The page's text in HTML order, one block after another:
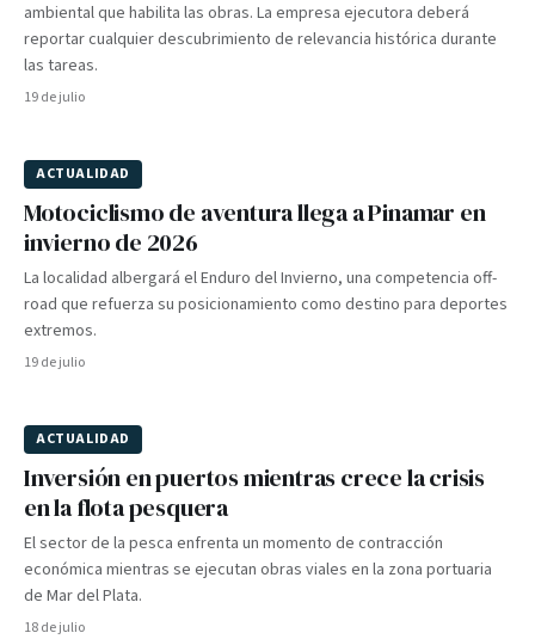
ambiental que habilita las obras. La empresa ejecutora deberá
reportar cualquier descubrimiento de relevancia histórica durante
las tareas.
19 de julio
ACTUALIDAD
Motociclismo de aventura llega a Pinamar en
invierno de 2026
La localidad albergará el Enduro del Invierno, una competencia off-
road que refuerza su posicionamiento como destino para deportes
extremos.
19 de julio
ACTUALIDAD
Inversión en puertos mientras crece la crisis
en la flota pesquera
El sector de la pesca enfrenta un momento de contracción
económica mientras se ejecutan obras viales en la zona portuaria
de Mar del Plata.
18 de julio